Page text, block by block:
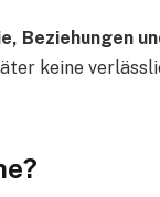
Beziehungen
keine